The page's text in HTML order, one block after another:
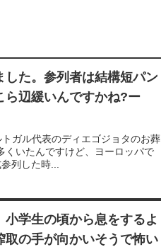
した。参列者は結構短パン
ら辺緩いんですかね?ー
ガル代表のディエゴジョタのお葬
くいたんですけど、ヨーロッパで
列した時...
小学生の頃から息をするよ
取の手が向かいそうで怖い